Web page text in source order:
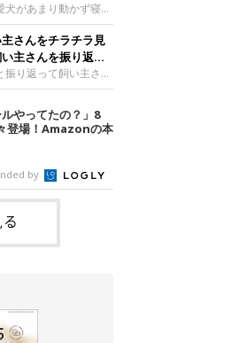
場合があると考えら
のきもち獣医師相談
に聞きました。Q.夏に
の注意点は？ いぬの
リーーー夏に愛犬と
のようなことに注意
ち着いていたはずな
が入ったように見える
ります。今回は、犬
見極め方などについ
師相談室の岡本りさ
犬が急に走り回るのは
回る行動は、必ずしも
と考えられています。
があまり動かず寝て
い主さんはいません
が夏バテで疲れてい
かなど不安に感じる
かと思います。 で
いるときに対処が必要
減る理由と対策」につ
獣医師相談室の山口み
た。Q. 夏に犬の活
いぬのきもち投稿写
に愛犬の活動量が減る
いるようです。理由
さんをチラチラ見
主さんを振り返る
り返って飼い主さん
んな場面に心当たり
度もチラチラ見られ
ることがあるの？」
かな」と不安になる
せん。愛犬が歩きな
り返るしぐさには、ど
いるのでしょうか。今
い主さんを確認する
インの見極めかた、対
ついて、いぬのきもち
朗先生に伺いまし
ルやってたの？」8
登場！Amazonの本
by